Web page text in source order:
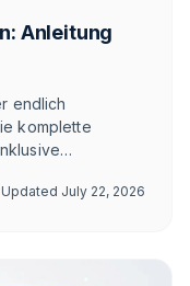
Anleitung
endlich
komplette
lohnt.
Updated July 22, 2026